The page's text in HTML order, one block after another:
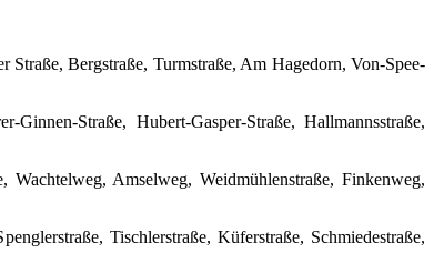
Straße, Bergstraße, Turmstraße, Am Hagedorn, Von-Spee-
Straße, Hubert-Gasper-Straße, Hallmannsstraße,
Wachtelweg, Amselweg, Weidmühlenstraße, Finkenweg,
Tischlerstraße, Küferstraße, Schmiedestraße,